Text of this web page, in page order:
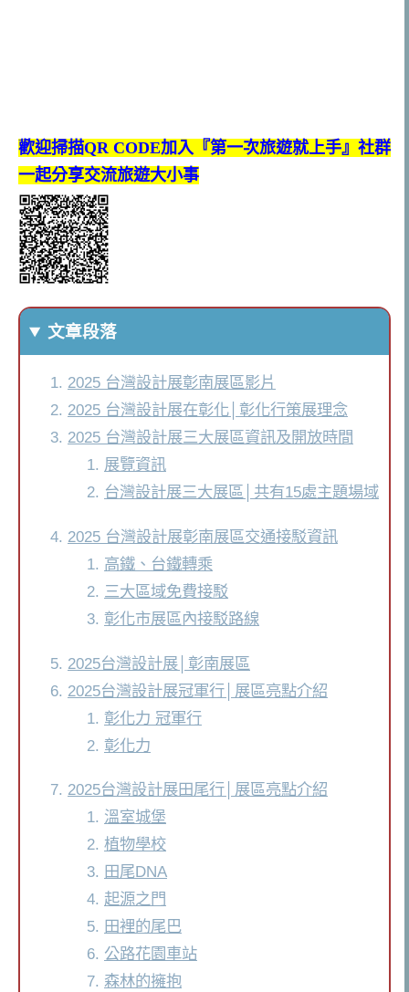
歡迎掃描QR CODE加入『第一次旅遊就上手』社群
一起分享交流旅遊大小事
文章段落
2025 台灣設計展彰南展區影片
2025 台灣設計展在彰化│彰化行策展理念
2025 台灣設計展三大展區資訊及開放時間
展覽資訊
台灣設計展三大展區│共有15處主題場域
2025 台灣設計展彰南展區交通接駁資訊
高鐵、台鐵轉乘
三大區域免費接駁
彰化市展區內接駁路線
2025台灣設計展│彰南展區
2025台灣設計展冠軍行│展區亮點介紹
彰化力 冠軍行
彰化力
2025台灣設計展田尾行│展區亮點介紹
溫室城堡
植物學校
田尾DNA
起源之門
田裡的尾巴
公路花園車站
森林的擁抱